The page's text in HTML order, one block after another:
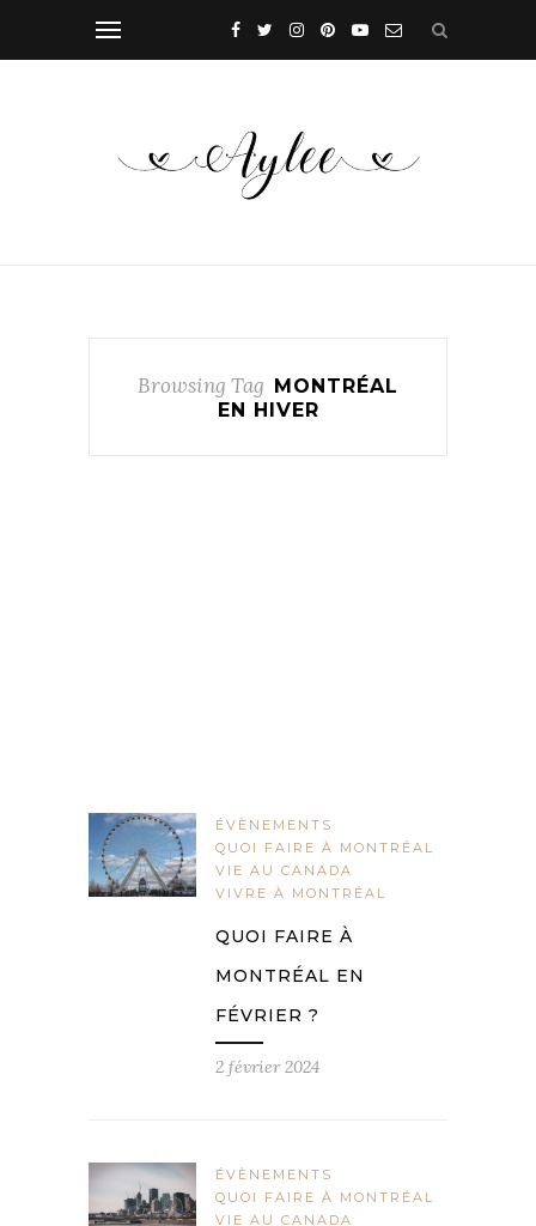
Browsing Tag
MONTRÉAL
EN HIVER
ÉVÈNEMENTS
QUOI FAIRE À MONTRÉAL
VIE AU CANADA
VIVRE À MONTRÉAL
QUOI FAIRE À
MONTRÉAL EN
FÉVRIER ?
2 février 2024
ÉVÈNEMENTS
QUOI FAIRE À MONTRÉAL
VIE AU CANADA